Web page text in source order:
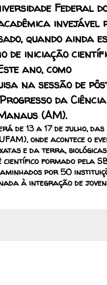
Federal
invejável
quando ainda
de iniciação
ano, como
na sessão de
da Ciência
(AM).
de 13 a 17 de julho, das
onde acontece o
e da terra,
formado pela
por 50
à integração de